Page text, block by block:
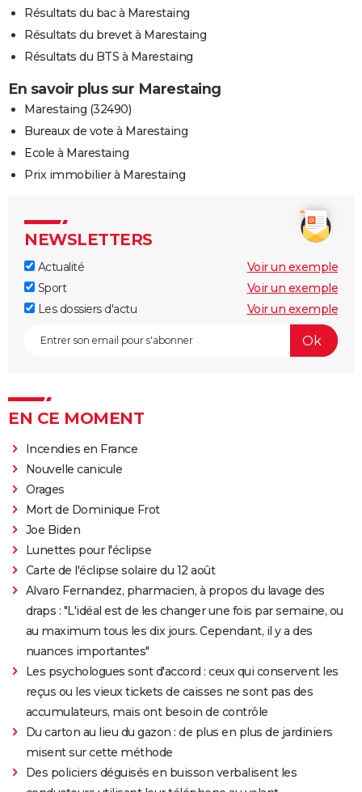
Résultats du bac à Marestaing
Résultats du brevet à Marestaing
Résultats du BTS à Marestaing
En savoir plus sur Marestaing
Marestaing (32490)
Bureaux de vote à Marestaing
Ecole à Marestaing
Prix immobilier à Marestaing
NEWSLETTERS
Actualité
Voir un exemple
Sport
Voir un exemple
Les dossiers d'actu
Voir un exemple
EN CE MOMENT
Incendies en France
Nouvelle canicule
Orages
Mort de Dominique Frot
Joe Biden
Lunettes pour l'éclipse
Carte de l'éclipse solaire du 12 août
Alvaro Fernandez, pharmacien, à propos du lavage des
draps : "L'idéal est de les changer une fois par semaine, ou
au maximum tous les dix jours. Cependant, il y a des
nuances importantes"
Les psychologues sont d'accord : ceux qui conservent les
reçus ou les vieux tickets de caisses ne sont pas des
accumulateurs, mais ont besoin de contrôle
Du carton au lieu du gazon : de plus en plus de jardiniers
misent sur cette méthode
Des policiers déguisés en buisson verbalisent les